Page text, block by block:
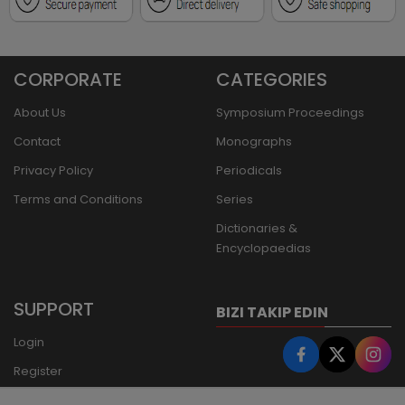
CORPORATE
About Us
Contact
Privacy Policy
Terms and Conditions
CATEGORIES
Symposium Proceedings
Monographs
Periodicals
Series
Dictionaries &
Encyclopaedias
SUPPORT
Login
Register
BIZI TAKIP EDIN